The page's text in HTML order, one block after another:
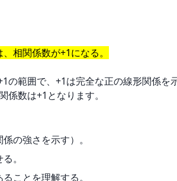
相関係数が+1になる。
の範囲で、+1は完全な正の線形関係
数は+1となります。
の強さを示す）。
。
ことを理解する。